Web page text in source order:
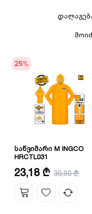
25%
საწვიმარი M INGCO
HRCTL031
ზომა: M
სიგრძე: 120 სმ
სისქე: 0.33 მმ
23,18 ₾ 30,90 ₾